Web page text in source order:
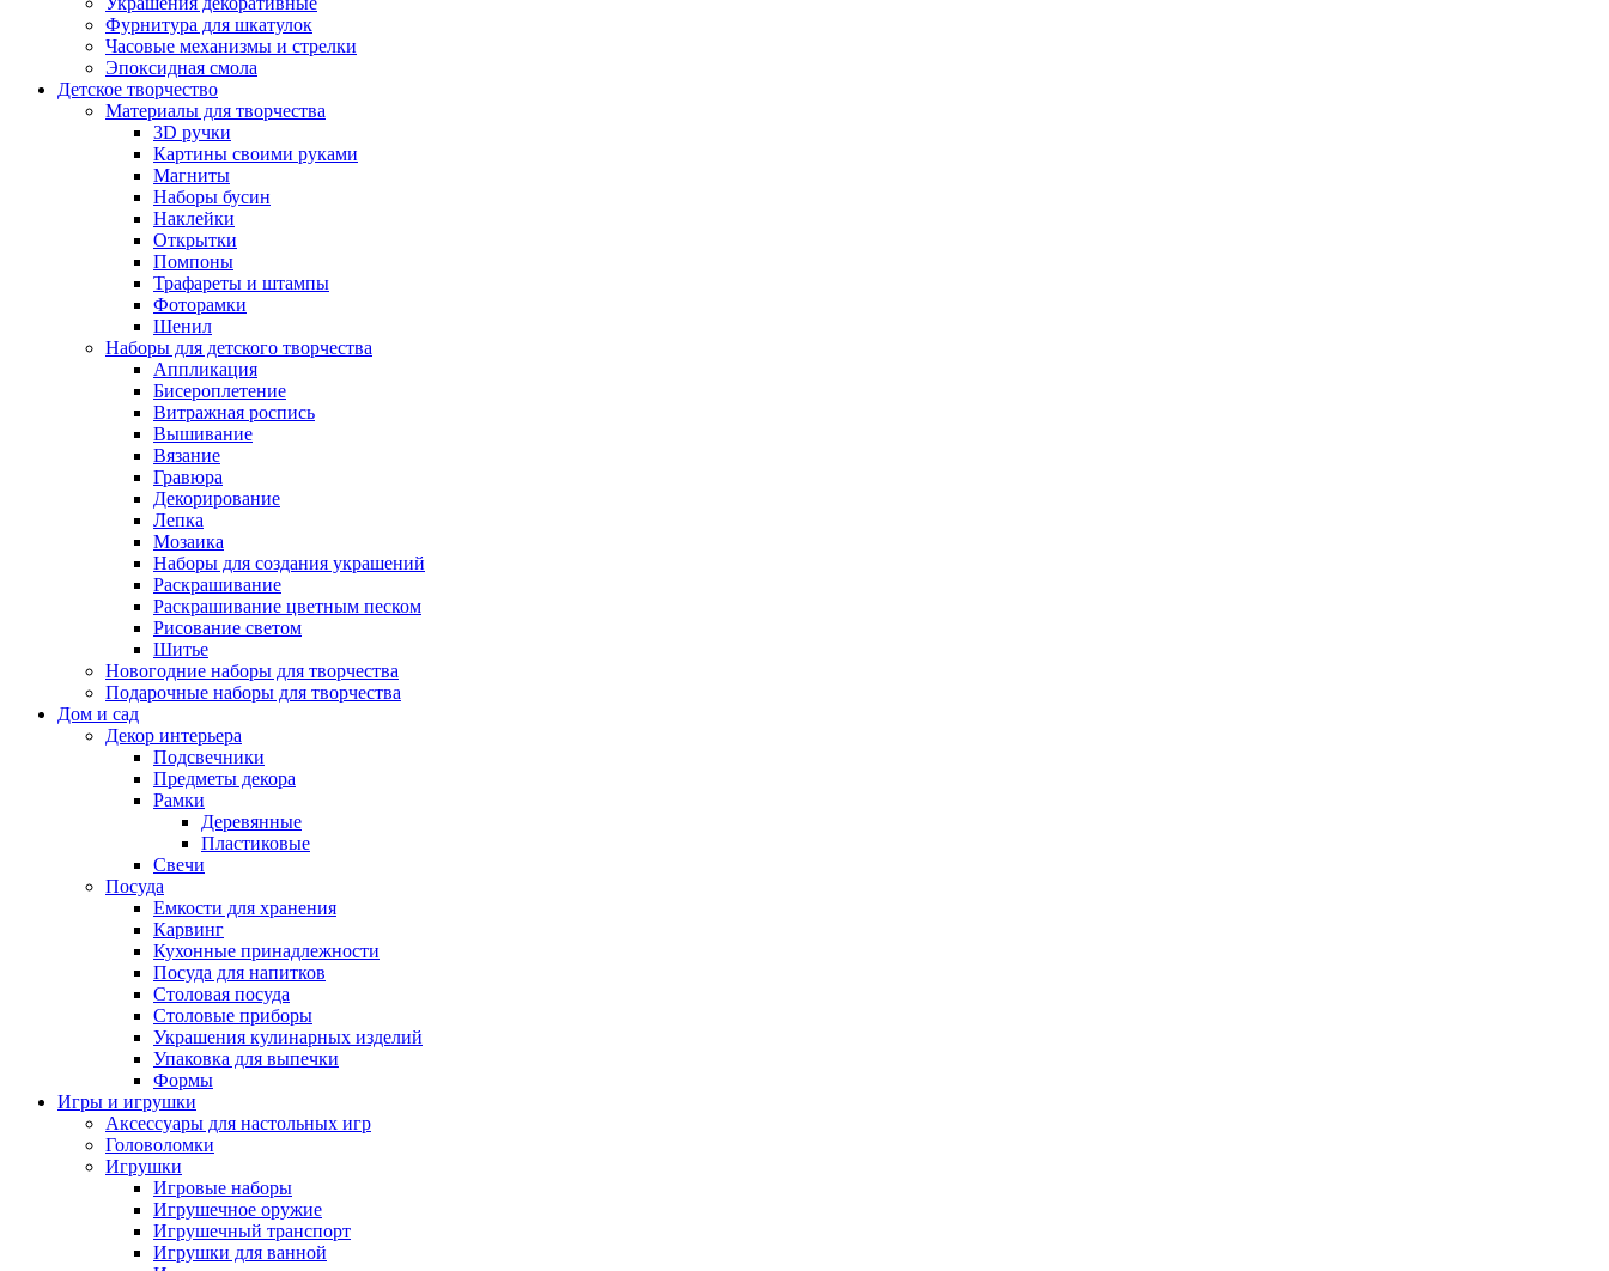
Фурнитура для шкатулок
Часовые механизмы и стрелки
Эпоксидная смола
Детское творчество
Материалы для творчества
3D ручки
Картины своими руками
Магниты
Наборы бусин
Наклейки
Открытки
Помпоны
Трафареты и штампы
Фоторамки
Шенил
Наборы для детского творчества
Аппликация
Бисероплетение
Витражная роспись
Вышивание
Вязание
Гравюра
Декорирование
Лепка
Мозаика
Наборы для создания украшений
Раскрашивание
Раскрашивание цветным песком
Рисование светом
Шитье
Новогодние наборы для творчества
Подарочные наборы для творчества
Дом и сад
Декор интерьера
Подсвечники
Предметы декора
Рамки
Деревянные
Пластиковые
Свечи
Посуда
Емкости для хранения
Карвинг
Кухонные принадлежности
Посуда для напитков
Столовая посуда
Столовые приборы
Украшения кулинарных изделий
Упаковка для выпечки
Формы
Игры и игрушки
Аксессуары для настольных игр
Головоломки
Игрушки
Игровые наборы
Игрушечное оружие
Игрушечный транспорт
Игрушки для ванной